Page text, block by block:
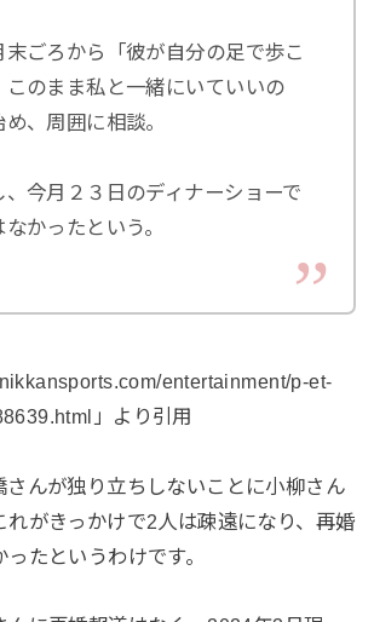
末ごろから「彼が自分の足で歩こ
このまま私と一緒にいていいの
、周囲に相談。
、今月２３日のディナーショーで
かったという。
entertainment/p-et-
」より引用
さんが独り立ちしないことに小柳さん
れがきっかけで2人は疎遠になり、再婚
たというわけです。